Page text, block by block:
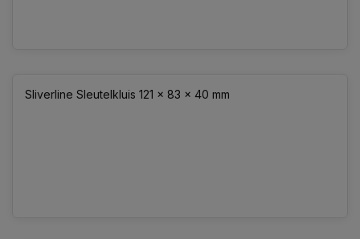
Sliverline Sleutelkluis 121 x 83 x 40 mm